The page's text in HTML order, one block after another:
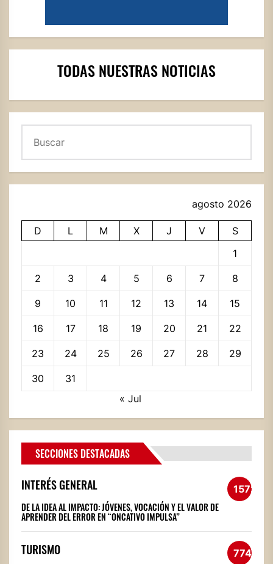
TODAS NUESTRAS NOTICIAS
agosto 2026
D L M X J V
S
1
2 3 4 5 6 7 8
9 10 11 12 13 14 15
16 17 18 19 20 21 22
23 24 25 26 27 28 29
30
31
« Jul
SECCIONES DESTACADAS
INTERÉS GENERAL 1572
DE LA IDEA AL IMPACTO: JÓVENES, VOCACIÓN Y EL VALOR DE
APRENDER DEL ERROR EN “ONCATIVO IMPULSA”
TURISMO 774